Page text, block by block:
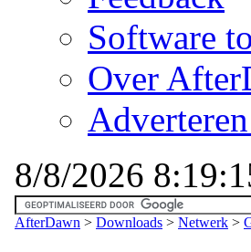
Software
Over
8/8/2026
AfterDawn > Downloads > Netwerk >